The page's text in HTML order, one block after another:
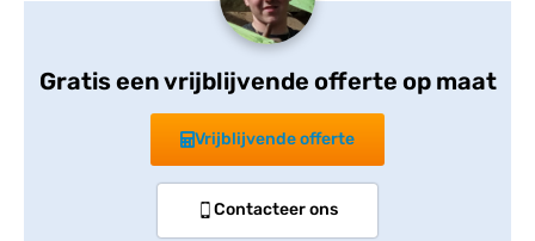
Gratis een vrijblijvende offerte op maat
Vrijblijvende offerte
Contacteer ons